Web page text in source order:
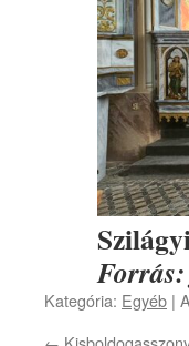
Kategória: Egyéb |